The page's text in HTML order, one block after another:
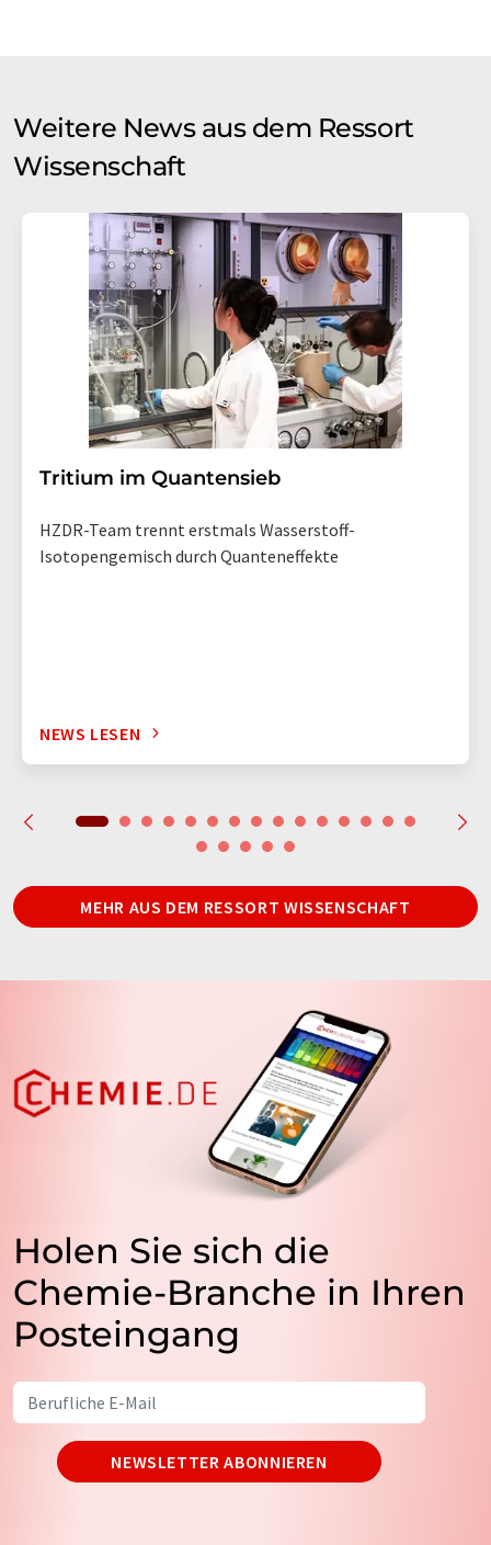
Weitere News aus dem Ressort
Wissenschaft
Tritium im Quantensieb
HZDR-Team trennt erstmals Wasserstoff-
Isotopengemisch durch Quanteneffekte
NEWS LESEN
MEHR AUS DEM RESSORT WISSENSCHAFT
Holen Sie sich die
Chemie-Branche in Ihren
Posteingang
NEWSLETTER ABONNIEREN